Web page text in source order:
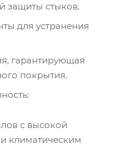
защиты стыков.
для устранения
гарантирующая
покрытия.
с высокой
климатическим